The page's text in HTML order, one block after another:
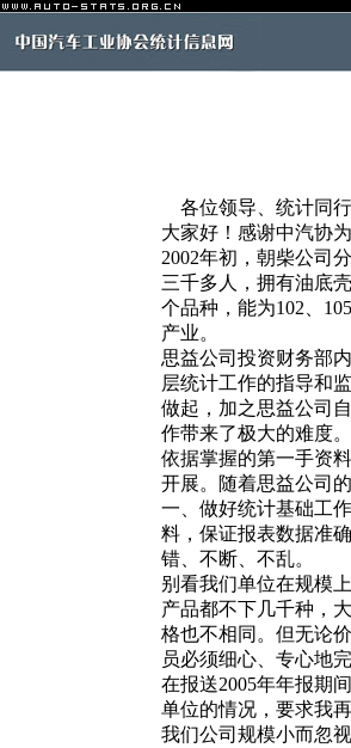
各位领导、统计同行
大家好！感谢中汽协
2002年初，朝柴公司
三千多人，拥有油底
个品种，能为102、
产业。
思益公司投资财务部
层统计工作的指导和
做起，加之思益公司
作带来了极大的难度
依据掌握的第一手资
开展。随着思益公司
一、做好统计基础工
料，保证报表数据准
错、不断、不乱。
别看我们单位在规模
产品都不下几千种，
格也不相同。但无论
员必须细心、专心地
在报送2005年年报期
单位的情况，要求我
我们公司规模小而忽